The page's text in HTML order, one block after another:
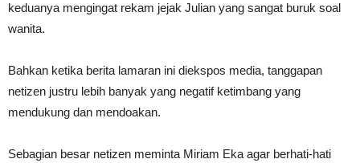
keduanya mengingat rekam jejak Julian yang sangat buruk soal
wanita.
Bahkan ketika berita lamaran ini diekspos media, tanggapan
netizen justru lebih banyak yang negatif ketimbang yang
mendukung dan mendoakan.
Sebagian besar netizen meminta Miriam Eka agar berhati-hati